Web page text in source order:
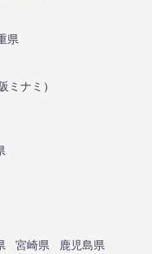
県
ミナミ ）
宮崎県
鹿児島県